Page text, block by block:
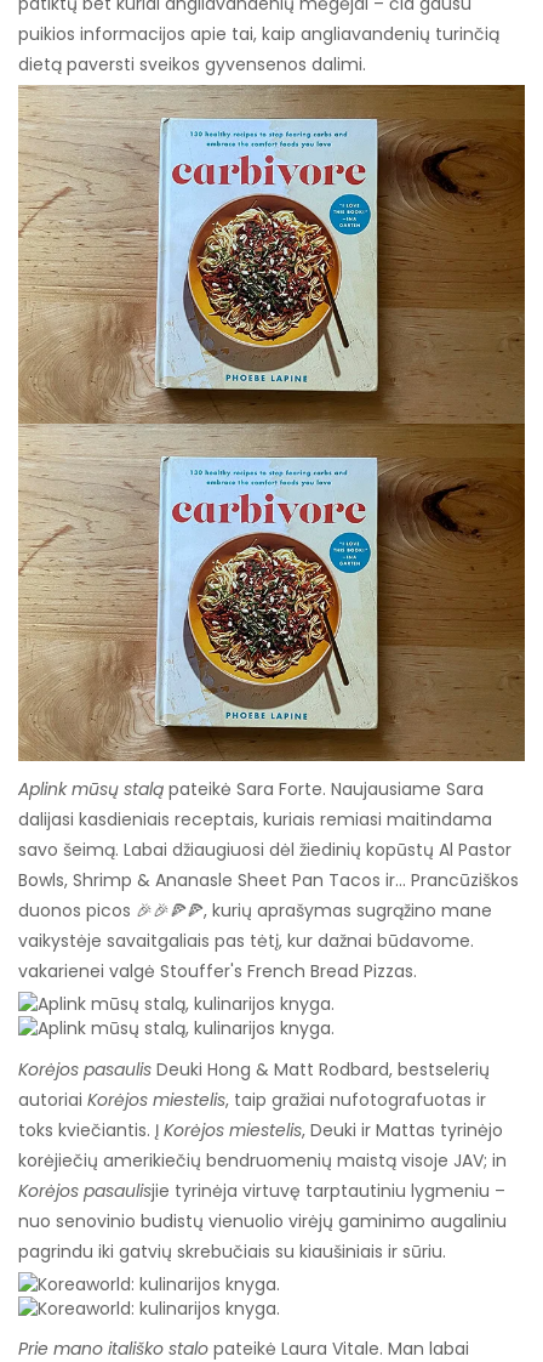
puikios informacijos apie tai, kaip angliavandenių turinčią
dietą paversti sveikos gyvensenos dalimi.
Aplink mūsų stalą pateikė Sara Forte. Naujausiame Sara
dalijasi kasdieniais receptais, kuriais remiasi maitindama
savo šeimą. Labai džiaugiuosi dėl žiedinių kopūstų Al Pastor
Bowls, Shrimp & Ananasle Sheet Pan Tacos ir… Prancūziškos
duonos picos 🎉🎉🍕🍕, kurių aprašymas sugrąžino mane
vaikystėje savaitgaliais pas tėtį, kur dažnai būdavome.
vakarienei valgė Stouffer's French Bread Pizzas.
Korėjos pasaulis Deuki Hong & Matt Rodbard, bestselerių
autoriai Korėjos miestelis, taip gražiai nufotografuotas ir
toks kviečiantis. Į Korėjos miestelis, Deuki ir Mattas tyrinėjo
korėjiečių amerikiečių bendruomenių maistą visoje JAV; in
Korėjos pasaulisjie tyrinėja virtuvę tarptautiniu lygmeniu –
nuo ​​senovinio budistų vienuolio virėjų gaminimo augaliniu
pagrindu iki gatvių skrebučiais su kiaušiniais ir sūriu.
Prie mano itališko stalo pateikė Laura Vitale. Man labai